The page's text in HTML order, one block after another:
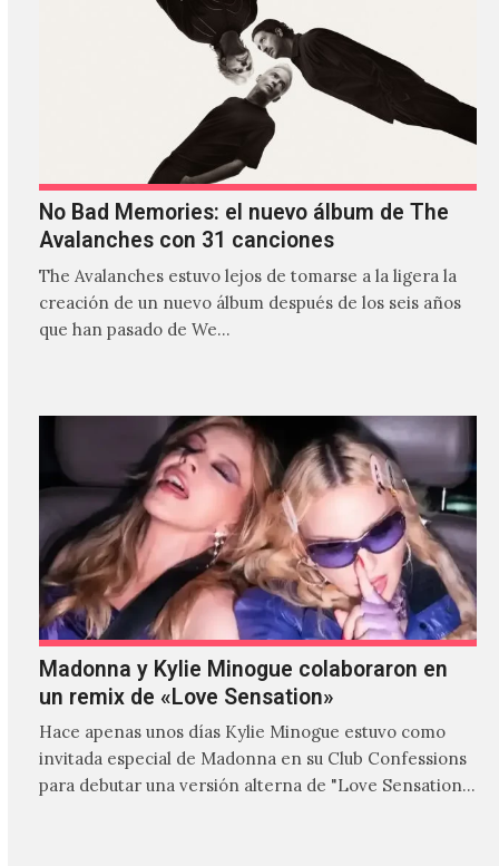
No Bad Memories: el nuevo álbum de The
Avalanches con 31 canciones
The Avalanches estuvo lejos de tomarse a la ligera la
creación de un nuevo álbum después de los seis años
que han pasado de We…
Madonna y Kylie Minogue colaboraron en
un remix de «Love Sensation»
Hace apenas unos días Kylie Minogue estuvo como
invitada especial de Madonna en su Club Confessions
para debutar una versión alterna de "Love Sensation",